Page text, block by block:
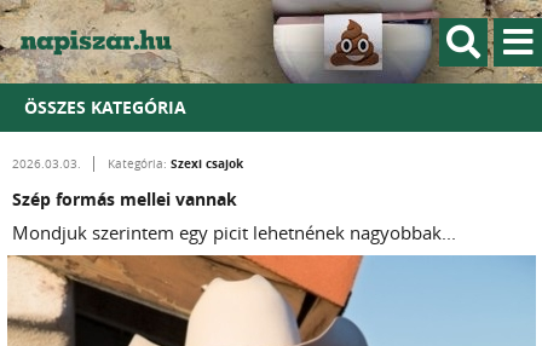
ÖSSZES KATEGÓRIA
2026.03.03. Kategória: Szexi csajok
Szép formás mellei vannak
Mondjuk szerintem egy picit lehetnének nagyobbak...